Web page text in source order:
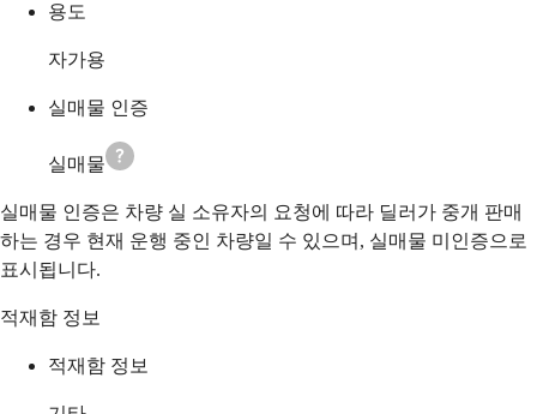
용도
자가용
실매물 인증
실매물
실매물 인증은 차량 실 소유자의 요청에 따라 딜러가 중개 판매
하는 경우 현재 운행 중인 차량일 수 있으며, 실매물 미인증으로
표시됩니다.
적재함 정보
적재함 정보